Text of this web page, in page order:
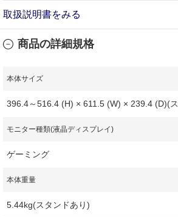
取扱説明書をみる
商品の詳細規格
本体サイズ
396.4～516.4 (H) × 611.5 (W) × 239.4 (D)(
モニター種類(液晶ディスプレイ)
ゲーミング
本体重量
5.44kg(スタンドあり)